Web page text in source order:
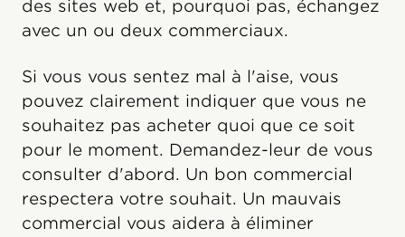
des sites web et, pourquoi pas, échangez
avec un ou deux commerciaux.
Si vous vous sentez mal à l'aise, vous
pouvez clairement indiquer que vous ne
souhaitez pas acheter quoi que ce soit
pour le moment. Demandez-leur de vous
consulter d'abord. Un bon commercial
respectera votre souhait. Un mauvais
commercial vous aidera à éliminer